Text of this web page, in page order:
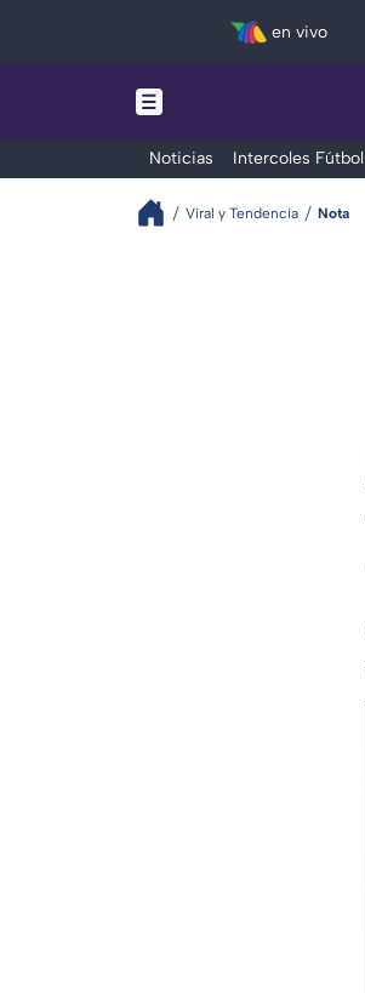
en vivo
Noticias Intercoles Fútbol
Viral y Tendencia Nota